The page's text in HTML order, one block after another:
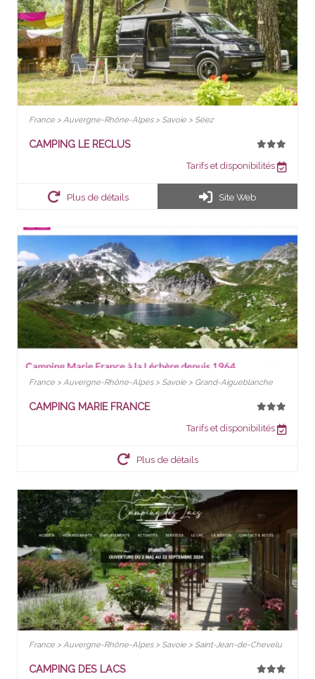
France > Auvergne-Rhône-Alpes > Savoie > Séez
CAMPING LE RECLUS
Tarifs et disponibilités
Plus de détails Site Web
France > Auvergne-Rhône-Alpes > Savoie > Grand-Aigueblanche
CAMPING MARIE FRANCE
Tarifs et disponibilités
Plus de détails
France > Auvergne-Rhône-Alpes > Savoie > Saint-Jean-de-Chevelu
CAMPING DES LACS